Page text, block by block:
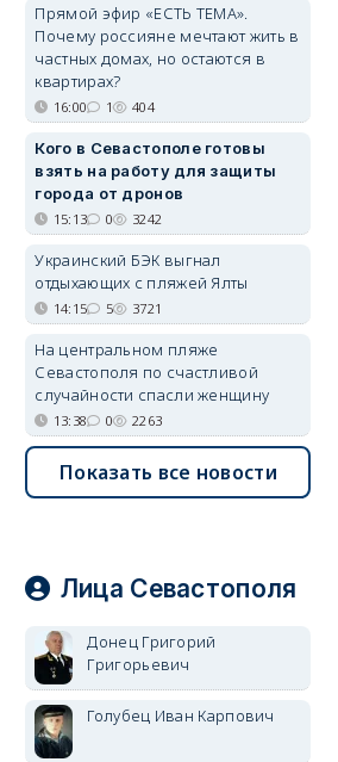
Прямой эфир «ЕСТЬ ТЕМА».
Почему россияне мечтают жить в
частных домах, но остаются в
квартирах?
16:00 1 404
Кого в Севастополе готовы
взять на работу для защиты
города от дронов
15:13 0 3242
Украинский БЭК выгнал
отдыхающих с пляжей Ялты
14:15 5 3721
На центральном пляже
Севастополя по счастливой
случайности спасли женщину
13:38 0 2263
Показать все новости
Лица Севастополя
Донец Григорий
Григорьевич
Голубец Иван Карпович